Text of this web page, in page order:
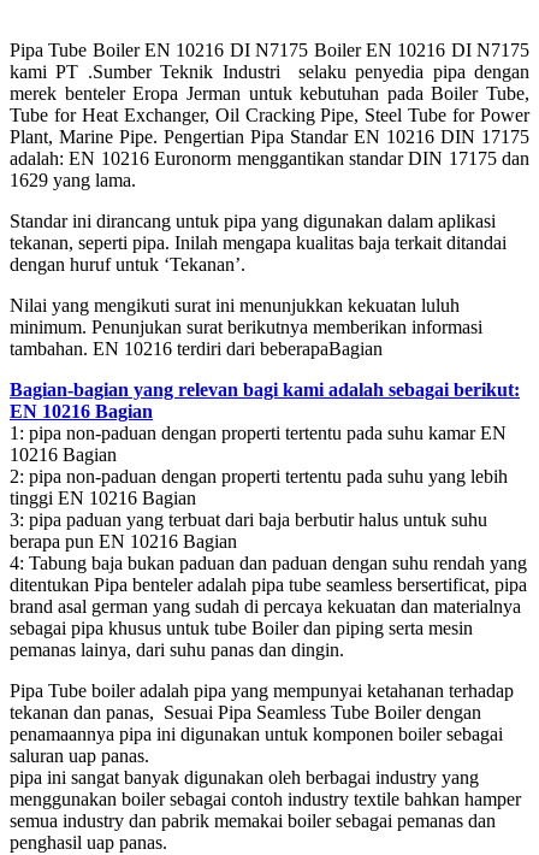
Pipa Tube Boiler EN 10216 DI N7175 Boiler EN 10216 DI N7175
kami PT .Sumber Teknik Industri selaku penyedia pipa dengan
merek benteler Eropa Jerman untuk kebutuhan pada Boiler Tube,
Tube for Heat Exchanger, Oil Cracking Pipe, Steel Tube for Power
Plant, Marine Pipe. Pengertian Pipa Standar EN 10216 DIN 17175
adalah: EN 10216 Euronorm menggantikan standar DIN 17175 dan
1629 yang lama.
Standar ini dirancang untuk pipa yang digunakan dalam aplikasi
tekanan, seperti pipa. Inilah mengapa kualitas baja terkait ditandai
dengan huruf untuk ‘Tekanan’.
Nilai yang mengikuti surat ini menunjukkan kekuatan luluh
minimum. Penunjukan surat berikutnya memberikan informasi
tambahan. EN 10216 terdiri dari beberapaBagian
Bagian-bagian yang relevan bagi kami adalah sebagai berikut:
EN 10216 Bagian
1: pipa non-paduan dengan properti tertentu pada suhu kamar EN
10216 Bagian
2: pipa non-paduan dengan properti tertentu pada suhu yang lebih
tinggi EN 10216 Bagian
3: pipa paduan yang terbuat dari baja berbutir halus untuk suhu
berapa pun EN 10216 Bagian
4: Tabung baja bukan paduan dan paduan dengan suhu rendah yang
ditentukan Pipa benteler adalah pipa tube seamless bersertificat, pipa
brand asal german yang sudah di percaya kekuatan dan materialnya
sebagai pipa khusus untuk tube Boiler dan piping serta mesin
pemanas lainya, dari suhu panas dan dingin.
Pipa Tube boiler adalah pipa yang mempunyai ketahanan terhadap
tekanan dan panas, Sesuai Pipa Seamless Tube Boiler dengan
penamaannya pipa ini digunakan untuk komponen boiler sebagai
saluran uap panas.
pipa ini sangat banyak digunakan oleh berbagai industry yang
menggunakan boiler sebagai contoh industry textile bahkan hamper
semua industry dan pabrik memakai boiler sebagai pemanas dan
penghasil uap panas.